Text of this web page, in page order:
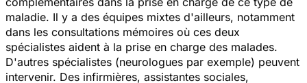
maladie. Il y a des équipes mixtes d'ailleurs, notamment
dans les consultations mémoires où ces deux
spécialistes aident à la prise en charge des malades.
D'autres spécialistes (neurologues par exemple) peuvent
intervenir. Des infirmières, assistantes sociales,